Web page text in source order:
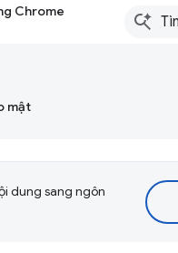
Chrome
mật
dung sang ngôn